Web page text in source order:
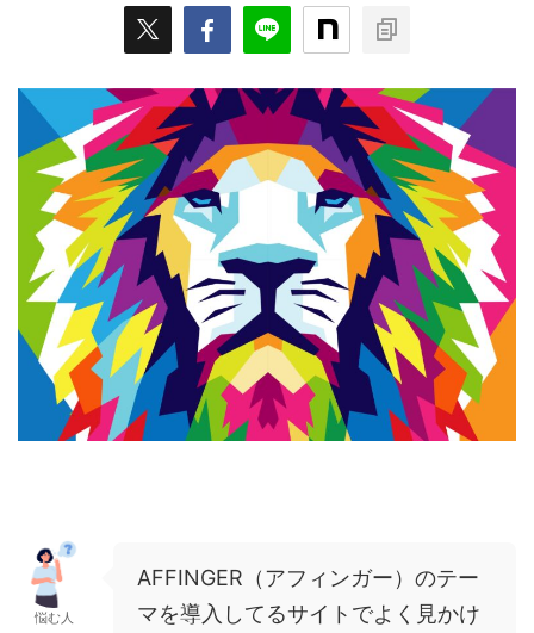
悩む人
AFFINGER（アフィンガー）のテー
マを導入してるサイトでよく見かけ